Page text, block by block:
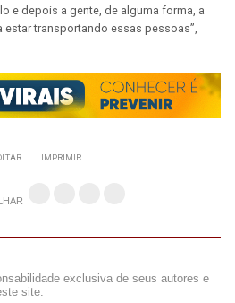
e depois a gente, de alguma forma, a
transportando essas pessoas”,
IMPRIMIR
exclusiva de seus autores e
site.